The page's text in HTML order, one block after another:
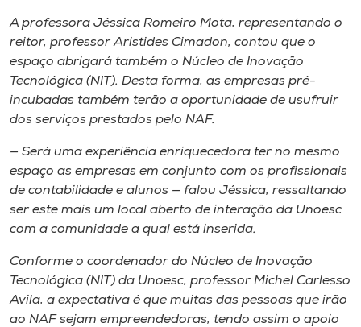
A professora Jéssica Romeiro Mota, representando o
reitor, professor Aristides Cimadon, contou que o
espaço abrigará também o Núcleo de Inovação
Tecnológica (NIT). Desta forma, as empresas pré-
incubadas também terão a oportunidade de usufruir
dos serviços prestados pelo NAF.
— Será uma experiência enriquecedora ter no mesmo
espaço as empresas em conjunto com os profissionais
de contabilidade e alunos — falou Jéssica, ressaltando
ser este mais um local aberto de interação da Unoesc
com a comunidade a qual está inserida.
Conforme o coordenador do Núcleo de Inovação
Tecnológica (NIT) da Unoesc, professor Michel Carlesso
Avila, a expectativa é que muitas das pessoas que irão
ao NAF sejam empreendedoras, tendo assim o apoio